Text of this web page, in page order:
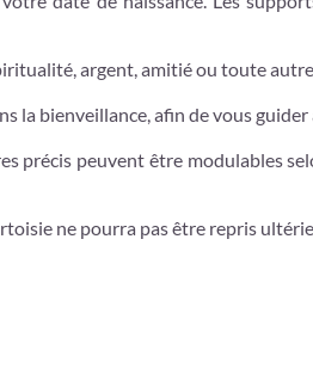
argent, amitié ou toute
la bienveillance, afin de vous
précis peuvent être modulables
ne pourra pas être repris